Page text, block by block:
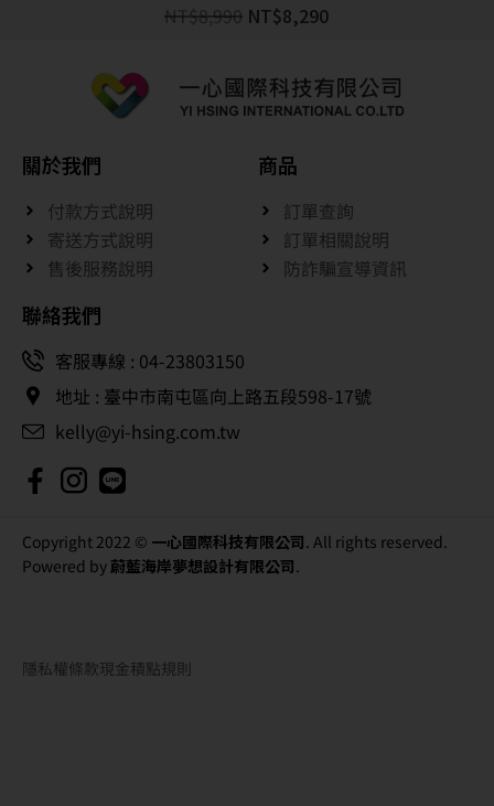
NT$8,990 NT$8,290
關於我們
付款方式說明
寄送方式說明
售後服務說明
商品
訂單查詢
訂單相關說明
防詐騙宣導資訊
聯絡我們
客服專線 : 04-23803150
地址 : 臺中市南屯區向上路五段598-17號
kelly@yi-hsing.com.tw
Copyright 2022 © 一心國際科技有限公司. All rights reserved.
Powered by 蔚藍海岸夢想設計有限公司.
隱私權條款現金積點規則